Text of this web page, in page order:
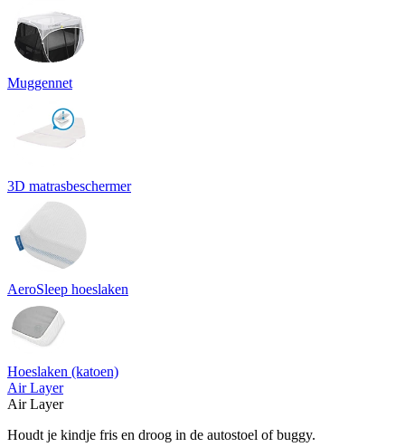
Muggennet
3D matrasbeschermer
AeroSleep hoeslaken
Hoeslaken (katoen)
Air Layer
Air Layer
Houdt je kindje fris en droog in de autostoel of buggy.